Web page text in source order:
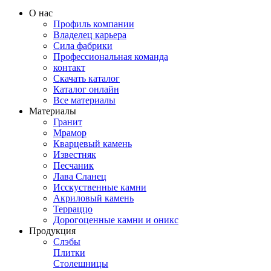
О нас
Профиль компании
Владелец карьера
Сила фабрики
Профессиональная команда
контакт
Скачать каталог
Каталог онлайн
Все материалы
Материалы
Гранит
Мрамор
Кварцевый камень
Известняк
Песчаник
Лава Сланец
Исскуственные камни
Акриловый камень
Терраццо
Дорогоценные камни и оникс
Продукция
Слэбы
Плитки
Столешницы